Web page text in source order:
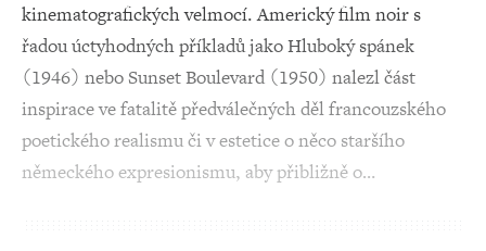
kinematografických velmocí. Americký film noir s
řadou úctyhodných příkladů jako Hluboký spánek
(1946) nebo Sunset Boulevard (1950) nalezl část
inspirace ve fatalitě předválečných děl francouzského
poetického realismu či v estetice o něco staršího
německého expresionismu, aby přibližně o…